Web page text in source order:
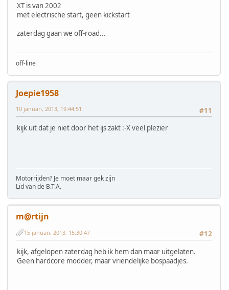
XT is van 2002
met electrische start, geen kickstart
zaterdag gaan we off-road...
off-line
Joepie1958
#11
10 januari, 2013, 19:44:51
kijk uit dat je niet door het ijs zakt :-X veel plezier
Motorrijden? Je moet maar gek zijn
Lid van de B.T.A.
m@rtijn
#12
15 januari, 2013, 15:30:47
kijk, afgelopen zaterdag heb ik hem dan maar uitgelaten.
Geen hardcore modder, maar vriendelijke bospaadjes.